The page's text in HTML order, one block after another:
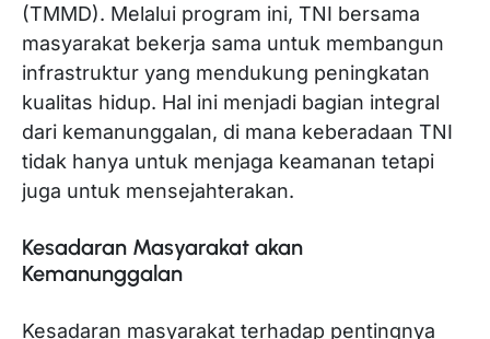
(TMMD). Melalui program ini, TNI bersama
masyarakat bekerja sama untuk membangun
infrastruktur yang mendukung peningkatan
kualitas hidup. Hal ini menjadi bagian integral
dari kemanunggalan, di mana keberadaan TNI
tidak hanya untuk menjaga keamanan tetapi
juga untuk mensejahterakan.
Kesadaran Masyarakat akan
Kemanunggalan
Kesadaran masyarakat terhadap pentingnya